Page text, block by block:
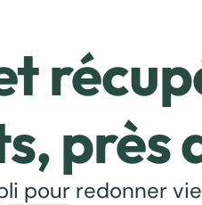
près
pour redonner